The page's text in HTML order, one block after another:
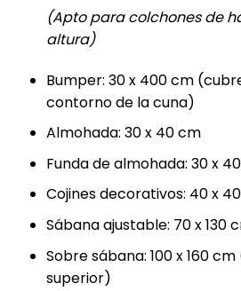
(Apto para colchones de
altura)
Bumper: 30 x 400 cm
contorno de la cuna)
Almohada: 30 x 40 cm
Funda de almohada: 30 x
Cojines decorativos: 40 x
Sábana ajustable: 70 x 130
Sobre sábana: 100 x 160
superior)